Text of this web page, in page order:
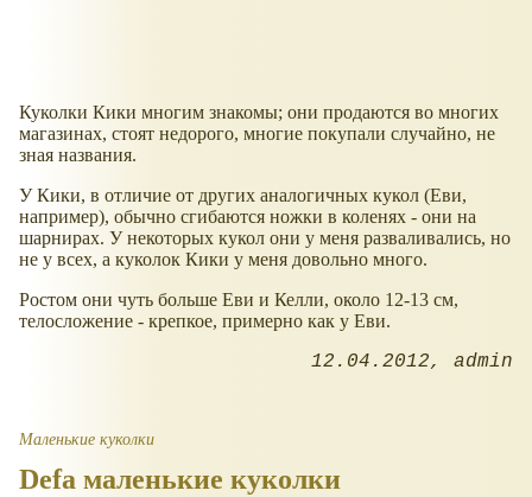
Куколки Кики многим знакомы; они продаются во многих
магазинах, стоят недорого, многие покупали случайно, не
зная названия.
У Кики, в отличие от других аналогичных кукол (Еви,
например), обычно сгибаются ножки в коленях - они на
шарнирах. У некоторых кукол они у меня разваливались, но
не у всех, а куколок Кики у меня довольно много.
Ростом они чуть больше Еви и Келли, около 12-13 см,
телосложение - крепкое, примерно как у Еви.
12.04.2012 admin
Маленькие куколки
Defa маленькие куколки